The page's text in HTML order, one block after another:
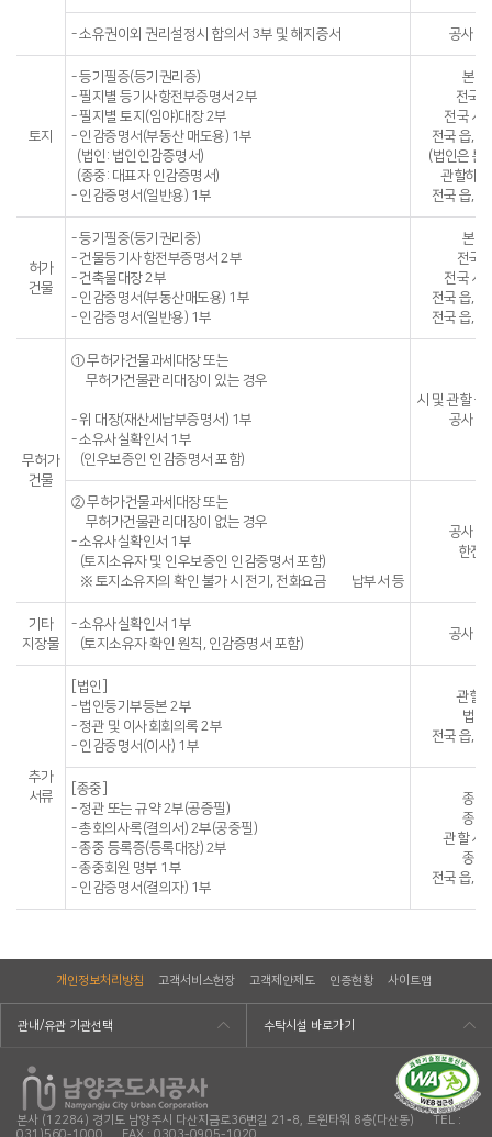
- 소유권이외 권리설정시 합의서 3부 및 해지증서 공사
토지
- 등기필증(등기권리증)
- 필지별 등기사항전부증명서 2부
- 필지별 토지(임야)대장 2부
- 인감증명서(부동산 매도용) 1부
(법인: 법인인감증명서)
(종중: 대표자 인감증명서)
- 인감증명서(일반용) 1부
본인
전국
전국 시,
전국 읍,
(법인은 본
관할하
전국 읍,
허가
건물
- 등기필증(등기권리증)
- 건물등기사항전부증명서 2부
- 건축물대장 2부
- 인감증명서(부동산매도용) 1부
- 인감증명서(일반용) 1부
본인
전국
전국 시,
전국 읍,
전국 읍,
무허가
건물
① 무허가건물과세대장 또는
무허가건물관리대장이 있는 경우
- 위 대장(재산세납부증명서) 1부
- 소유사실확인서 1부
(인우보증인 인감증명서 포함)
시 및 관할 읍
공사
② 무허가건물과세대장 또는
무허가건물관리대장이 없는 경우
- 소유사실확인서 1부
(토지소유자 및 인우보증인 인감증명서 포함)
※ 토지소유자의 확인 불가 시 전기, 전화요금 납부서 등
공사
한전,
기타
지장물
- 소유사실확인서 1부
(토지소유자 확인 원칙, 인감증명서 포함)
공사
추가
서류
[법인]
- 법인등기부등본 2부
- 정관 및 이사회회의록 2부
- 인감증명서(이사) 1부
관할
법인
전국 읍,
[종중]
- 정관 또는 규약 2부(공증필)
- 총회의사록(결의서) 2부(공증필)
- 종중 등록증(등록대장) 2부
- 종중회원 명부 1부
- 인감증명서(결의자) 1부
종중
종중
관할 시,
종중
전국 읍,
개인정보처리방침 고객서비스헌장 고객제안제도 인증현황 사이트맵
관내/유관 기관선택 수탁시설 바로가기
본사 (12284) 경기도 남양주시 다산지금로36번길 21-8, 트윈타워 8층(다산동) TEL :